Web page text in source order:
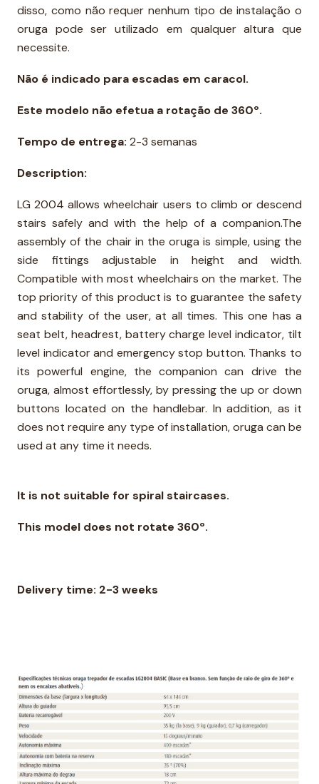
disso, como não requer nenhum tipo de instalação o
oruga pode ser utilizado em qualquer altura que
necessite.
Não é indicado para escadas em caracol.
Este modelo não efetua a rotação de 360º.
Tempo de entrega: 2-3 semanas
Description:
LG 2004 allows wheelchair users to climb or descend
stairs safely and with the help of a companion.The
assembly of the chair in the oruga is simple, using the
side fittings adjustable in height and width.
Compatible with most wheelchairs on the market. The
top priority of this product is to guarantee the safety
and stability of the user, at all times. This one has a
seat belt, headrest, battery charge level indicator, tilt
level indicator and emergency stop button. Thanks to
its powerful engine, the companion can drive the
oruga, almost effortlessly, by pressing the up or down
buttons located on the handlebar. In addition, as it
does not require any type of installation, oruga can be
used at any time it needs.
It is not suitable for spiral staircases.
This model does not rotate 360º.
Delivery time: 2-3 weeks